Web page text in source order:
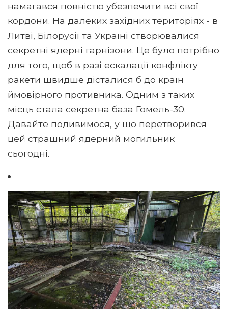
намагався повністю убезпечити всі свої
кордони. На далеких західних територіях - в
Литві, Білорусії та Україні створювалися
секретні ядерні гарнізони. Це було потрібно
для того, щоб в разі ескалації конфлікту
ракети швидше дісталися б до країн
ймовірного противника. Одним з таких
місць стала секретна база Гомель-30.
Давайте подивимося, у що перетворився
цей страшний ядерний могильник
сьогодні.